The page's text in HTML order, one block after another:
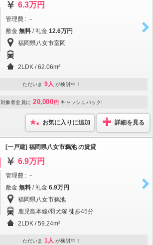
6.3万円
管理費 : －
敷金 無料 / 礼金 12.6万円
福岡県八女市室岡
2LDK / 62.06m²
ただいま 9人 が検討中！
対象者全員に 20,000 円 キャッシュバック!
お気に入りに追加 詳細を見る
[一戸建] 福岡県八女市鵜池 の賃貸
6.9万円
管理費 : －
敷金 無料 / 礼金 6.9万円
福岡県八女市鵜池
鹿児島本線/羽犬塚 徒歩45分
2LDK / 59.24m²
ただいま 1人 が検討中！